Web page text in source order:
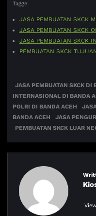
Tagge:
JASA PEMBUATAN SKCK
JASA PEMBUATAN SKCK
JASA PEMBUATAN SKCK
PEMBUATAN SKCK
JASA PEMBUATAN SKCK DI
INTERNASIONAL DI BANDA
POLRI DI BANDA ACEH
BANDA ACEH
JASA
PEMBUATAN SKCK LUAR